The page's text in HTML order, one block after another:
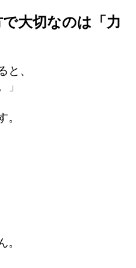
大切なのは「力
と、
」
。
。